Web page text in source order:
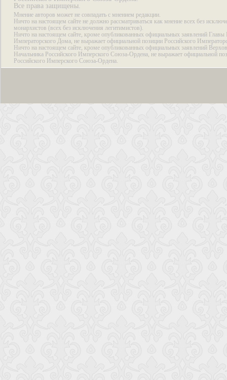
Все права защищены.
Мнение авторов может не совпадать с мнением редакции.
Ничто на настоящем сайте не должно рассматриваться как мнение всех без
монархистов (всех без исключения легитимистов).
Ничто на настоящем сайте, кроме опубликованных официальных заявлений Главы
Императорского Дома, не выражает официальной позиции Российского
Ничто на настоящем сайте, кроме опубликованных официальных заявлений
Начальника Российского Имперского Союза-Ордена, не выражает официальной
Российского Имперского Союза-Ордена.